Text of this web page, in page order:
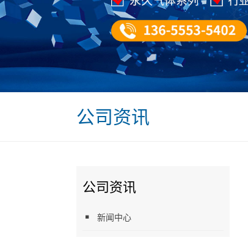
公司资讯
公司资讯
新闻中心